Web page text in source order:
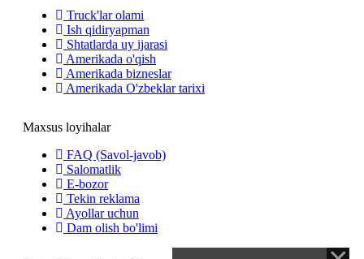
Truck'lar olami
Ish qidiryapman
Shtatlarda uy ijarasi
Amerikada o'qish
Amerikada bizneslar
Amerikada O'zbeklar tarixi
Maxsus loyihalar
FAQ (Savol-javob)
Salomatlik
E-bozor
Tekin reklama
Ayollar uchun
Dam olish bo'limi